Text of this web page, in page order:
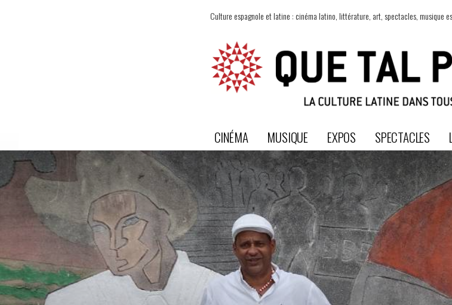
Culture espagnole et latine : cinéma latino, littérature, art, spectacles, musique
CINÉMA MUSIQUE EXPOS SPECTACLES